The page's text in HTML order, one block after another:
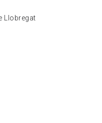
Llobregat